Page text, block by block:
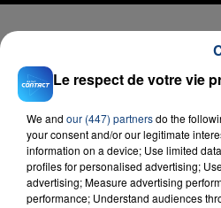
FIL D'ACTU
Le respect de votre vie
We and our (447) partnersdo the
your consent and/or our legitimate
information on a device; Use limited
profiles for personalised advertising;
advertising; Measure advertising
performance; Understand audiences